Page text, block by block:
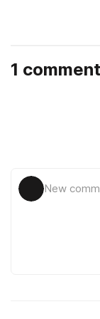
1 comment